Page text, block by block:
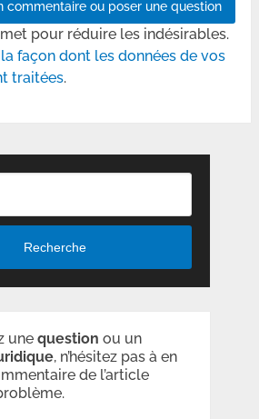
pour réduire les indésirables.
façon dont les données de vos
traitées.
Recherche
une question ou un
, n’hésitez pas à en
de l’article